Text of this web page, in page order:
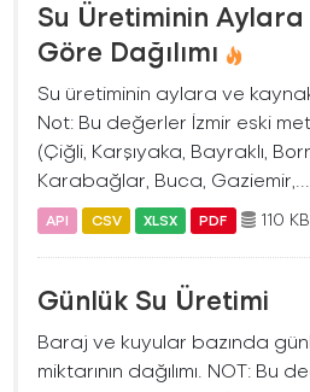
Su Üretiminin
Göre Dağılımı
Su üretiminin aylara ve
Not: Bu değerler İzmir eski
(Çiğli, Karşıyaka, Bayraklı,
Karabağlar, Buca, Gaziemir,...
API CSV XLSX PDF 110 KB
Günlük Su Üretimi
Baraj ve kuyular bazında
miktarının dağılımı. NOT: Bu